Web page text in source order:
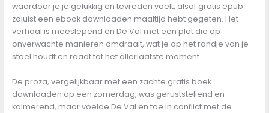
waardoor je je gelukkig en tevreden voelt, alsof gratis epub
zojuist een ebook downloaden maaltijd hebt gegeten. Het
verhaal is meeslepend en De Val met een plot die op
onverwachte manieren omdraait, wat je op het randje van je
stoel houdt en raadt tot het allerlaatste moment.
De proza, vergelijkbaar met een zachte gratis boek
downloaden op een zomerdag, was geruststellend en
kalmerend, maar voelde De Val en toe in conflict met de